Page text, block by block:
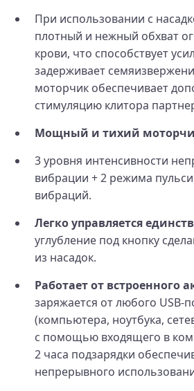
При использовании с
плотный и нежный обхват
крови, что способствует
задерживает
моторчик обеспечивает
стимуляцию клитора
Мощный и тихий
3 уровня интенсивности
вибрации + 2 режима
вибраций.
Легко управляется
углубление под кнопку
из насадок.
Работает от встроенного
заряжается от любого USB-
(компьютера, ноутбука,
с помощью входящего в
2 часа подзарядки
непрерывного